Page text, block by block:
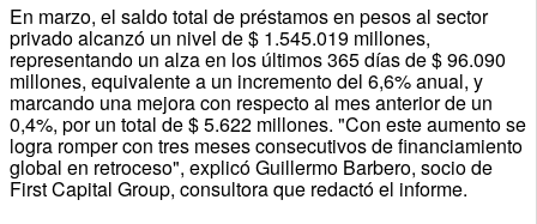
En marzo, el saldo total de préstamos en pesos al sector
privado alcanzó un nivel de $ 1.545.019 millones,
representando un alza en los últimos 365 días de $ 96.090
millones, equivalente a un incremento del 6,6% anual, y
marcando una mejora con respecto al mes anterior de un
0,4%, por un total de $ 5.622 millones. "Con este aumento se
logra romper con tres meses consecutivos de financiamiento
global en retroceso", explicó Guillermo Barbero, socio de
First Capital Group, consultora que redactó el informe.